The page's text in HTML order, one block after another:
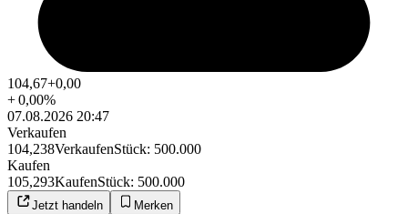
104,67+0,00
+0,00%
07.08.2026 20:47
Verkaufen
104,238VerkaufenStück: 500.000
Kaufen
105,293KaufenStück: 500.000
Jetzt handeln Merken